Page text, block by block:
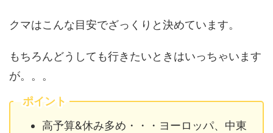
クマはこんな目安でざっくりと決めています。
もちろんどうしても行きたいときはいっちゃいます
が。。。
ポイント
高予算&休み多め・・・ヨーロッパ、中東